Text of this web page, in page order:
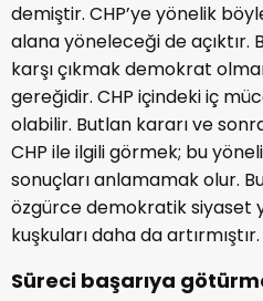
demiştir. CHP’ye yönelik
alana yöneleceği de açıktır.
karşı çıkmak demokrat
gereğidir. CHP içindeki iç
olabilir. Butlan kararı ve
CHP ile ilgili görmek; bu
sonuçları anlamamak olur.
özgürce demokratik siyaset
kuşkuları daha da artırmıştır.
Süreci başarıya